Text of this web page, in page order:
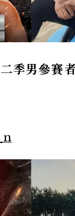
季男參賽